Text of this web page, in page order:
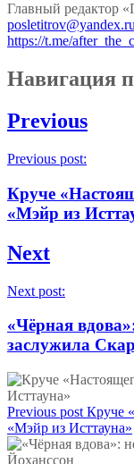
Главный редактор
https://t.me/
Навигация
Previous
Previous post:
Круче
«Мэйр из
Next
Next post:
«Чёрная
заслужила
Previous post Круче
«Мэйр из Исттауна»